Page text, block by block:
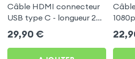
Câble HDMI connecteur
USB type C - longueur 2
mètres pour Huawei
MatePad T 10
29,90 €
pour
10